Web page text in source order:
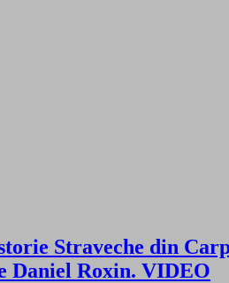
Straveche din
Daniel Roxin. VIDEO